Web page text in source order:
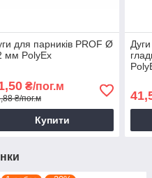
для парників PROF Ø
мм PolyEx
₴/пог.м
₴/пог.м
Купити